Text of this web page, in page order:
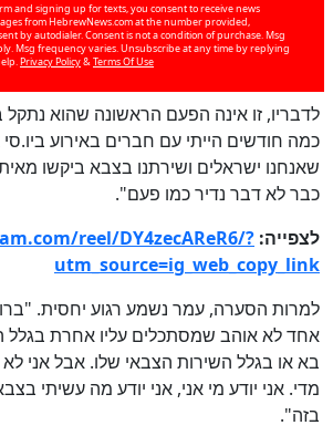
and signing up for texts, you consent to receive news
from HebrewNews.com at the number provided,
by autodialer. Consent is not a condition of purchase. Msg
Msg frequency varies. Unsubscribe at any time by replying
Privacy Policy&Terms Of Use
לדבריו, זו אינה הפעם הראשונה שהוא נתקל
כמה חודשים הייתי עם חברים באירוע
שאנחנו ישראלים ושירתנו בצבא ביקשו
כבר לא דבר נדיר כמו פעם".
לצפייה: reel/DY4zecAReR6/?
utm_source=ig_web_copy_link
למרות הסערה, עמר נשמע רגוע יחסית.
אחד לא אוהב שמסתכלים עליו אחרת בגלל
בא או בגלל השירות הצבאי שלו. אבל אני
מדי. אני יודע מי אני, אני יודע מה עשיתי
בזה".
כן